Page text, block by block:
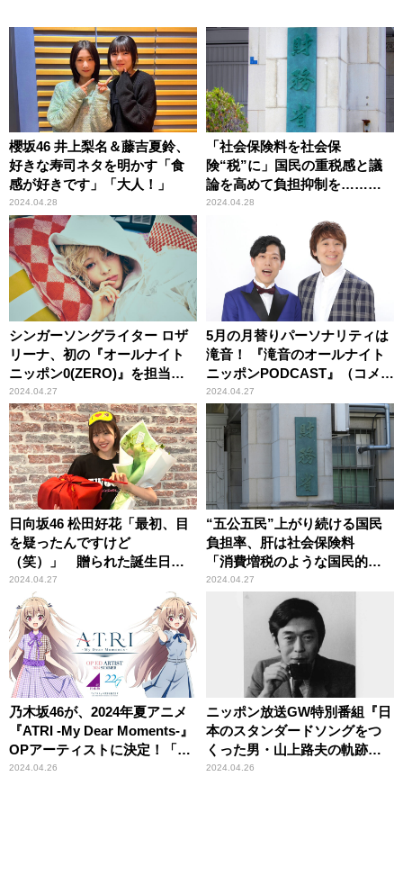
櫻坂46 井上梨名＆藤吉夏鈴、
好きな寿司ネタを明かす「食
感が好きです」「大人！」
2024.04.28
「社会保険料を社会保
険“税”に」国民の重税感と議
論を高めて負担抑制を……石
川和男が指摘
2024.04.28
シンガーソングライター ロザ
リーナ、初の『オールナイト
ニッポン0(ZERO)』を担当！
「ドキドキ、ワクワクです」
2024.04.27
5月の月替りパーソナリティは
滝音！ 『滝音のオールナイト
ニッポンPODCAST』（コメン
トあり）
2024.04.27
日向坂46 松田好花「最初、目
を疑ったんですけど
（笑）」 贈られた誕生日プ
レゼントに仰天
2024.04.27
“五公五民”上がり続ける国民
負担率、肝は社会保険料
「消費増税のような国民的議
論がないまま上がり続ける」
石川和男が指摘
2024.04.27
乃木坂46が、2024年夏アニメ
『ATRI -My Dear Moments-』
OPアーティストに決定！「ぐ
るぐるカーテン」衣装のアト
2024.04.26
ニッポン放送GW特別番組『日
本のスタンダードソングをつ
くった男・山上路夫の軌跡』
放送決定
2024.04.26